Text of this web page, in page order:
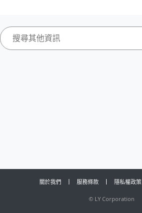
關於我們 服務條款 隱私權政策
© LY Corporation